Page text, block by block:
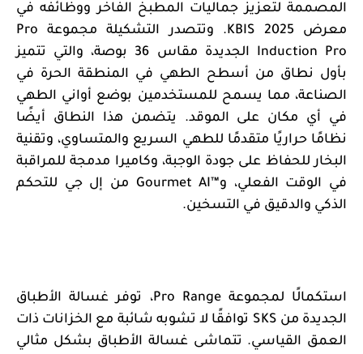
المصممة لتعزيز جماليات المطبخ الفاخر ووظائفه في
معرضKBIS 2025. وتتصدر التشكيلة مجموعة Pro
Induction Pro
الجديدة مقاس 36 بوصة، والتي تتميز
بأول نطاق من أسطح الطهي في المنطقة الحرة في
الصناعة، مما يسمح للمستخدمين بوضع أواني الطهي
في أي مكان على الموقد. يتضمن هذا النطاق أيضًا
نظامًا حراريًا متقدمًا للطهي السريع والمتساوي، وتقنية
البخار للحفاظ على جودة الوجبة، وكاميرا مدمجة للمراقبة
في الوقت الفعلي، وGourmet AI™ من إل جي للتحكم
الذكي والدقيق في التسخين.
استكمالًا لمجموعةPro Range، توفر غسالة الأطباق
الجديدة من SKS توافقًا لا تشوبه شائبة مع الخزانات ذات
العمق القياسي. تتماشى غسالة الأطباق بشكل مثالي